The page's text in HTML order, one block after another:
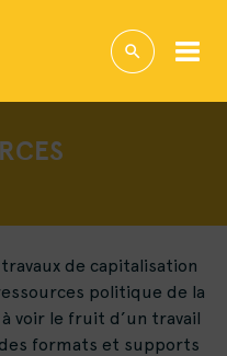
de capitalisation
politique de la
voir le fruit d’un travail
formats et supports